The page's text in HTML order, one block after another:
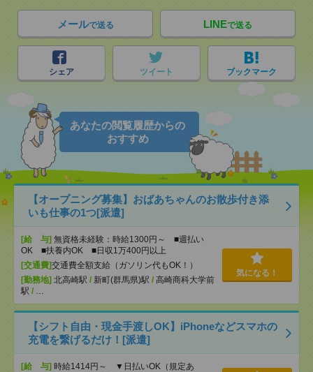
メールで送る LINEで送る
シェア ツイート ブックマーク
あなたの閲覧履歴からの
おすすめ
【オープニング募集】おばあちゃんのお散歩付き添
いも仕事の1つ[派遣]
[給 与] 無資格未経験：時給1300円～ ■週払い
OK ■扶養内OK ■日収1万400円以上
[交通費]交通費全額支給（ガソリン代もOK！）
[勤務地] 北高崎駅 / 新町(群馬県)駅 / 高崎商科大学前
駅 / …
気になる！
【シフト自由・現金手渡しOK】iPhoneなどスマホの
充電を繋げるだけ！[派遣]
[給 与] 時給1414円～ ▼日払いOK（規定あ